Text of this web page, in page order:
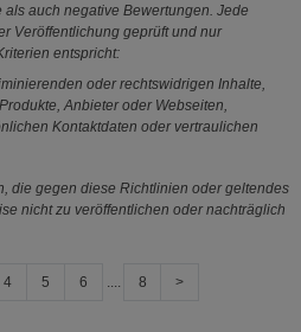
auch negative Bewertungen. Jede
Veröffentlichung geprüft und nur
entspricht:
oder rechtswidrigen Inhalte,
Anbieter oder Webseiten,
Kontaktdaten oder vertraulichen
die gegen diese Richtlinien oder geltendes
nicht zu veröffentlichen oder nachträglich
4 5 6 8 >